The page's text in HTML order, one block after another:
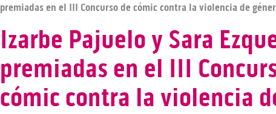
premiadas en el III Concurso de cómic contra la violencia de
Izarbe Pajuelo y Sara
premiadas en el III
cómic contra la violencia